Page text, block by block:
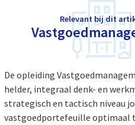
Relevant bij dit
De opleiding
helder, integraal denk- en
strategisch en tactisch niveau
vastgoedportefeuille optimaal